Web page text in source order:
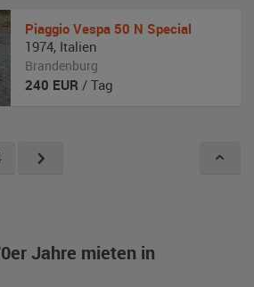
Jahre mieten in
Piaggio Vespa 50 N Special
1974, Italien
Brandenburg
240 EUR / Tag